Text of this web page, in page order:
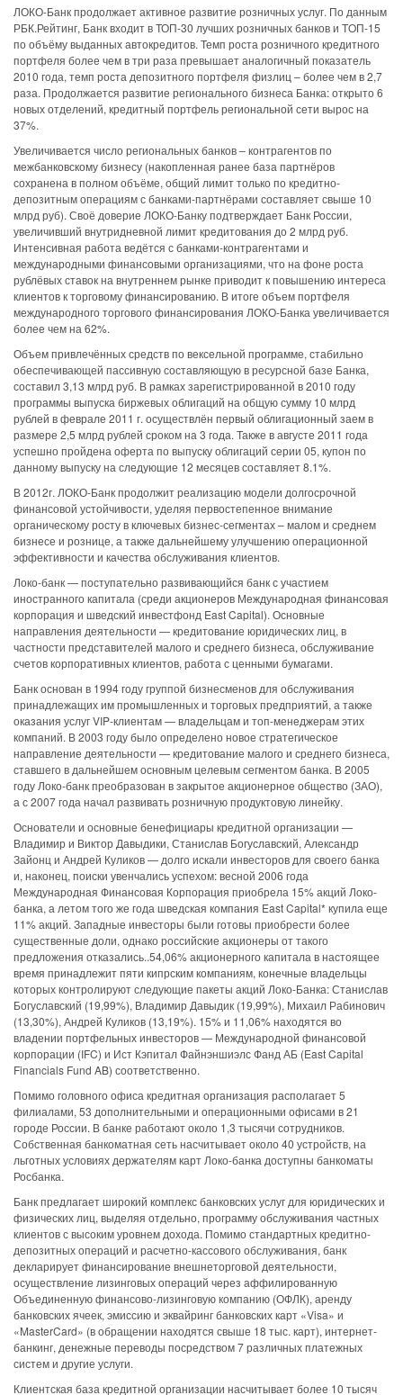
ЛОКО-Банк продолжает активное развитие розничных услуг. По данным
РБК.Рейтинг, Банк входит в ТОП-30 лучших розничных банков и TOП-15
по объёму выданных автокредитов. Темп роста розничного кредитного
портфеля более чем в три раза превышает аналогичный показатель
2010 года, темп роста депозитного портфеля физлиц – более чем в 2,7
раза. Продолжается развитие регионального бизнеса Банка: открыто 6
новых отделений, кредитный портфель региональной сети вырос на
37%.
Увеличивается число региональных банков – контрагентов по
межбанковскому бизнесу (накопленная ранее база партнёров
сохранена в полном объёме, общий лимит только по кредитно-
депозитным операциям с банками-партнёрами составляет свыше 10
млрд руб). Своё доверие ЛОКО-Банку подтверждает Банк России,
увеличивший внутридневной лимит кредитования до 2 млрд руб.
Интенсивная работа ведётся с банками-контрагентами и
международными финансовыми организациями, что на фоне роста
рублёвых ставок на внутреннем рынке приводит к повышению интереса
клиентов к торговому финансированию. В итоге объем портфеля
международного торгового финансирования ЛОКО-Банка увеличивается
более чем на 62%.
Объем привлечённых средств по вексельной программе, стабильно
обеспечивающей пассивную составляющую в ресурсной базе Банка,
составил 3,13 млрд руб. В рамках зарегистрированной в 2010 году
программы выпуска биржевых облигаций на общую сумму 10 млрд
рублей в феврале 2011 г. осуществлён первый облигационный заем в
размере 2,5 млрд рублей сроком на 3 года. Также в августе 2011 года
успешно пройдена оферта по выпуску облигаций серии 05, купон по
данному выпуску на следующие 12 месяцев составляет 8.1%.
В 2012г. ЛОКО-Банк продолжит реализацию модели долгосрочной
финансовой устойчивости, уделяя первостепенное внимание
органическому росту в ключевых бизнес-сегментах – малом и среднем
бизнесе и рознице, а также дальнейшему улучшению операционной
эффективности и качества обслуживания клиентов.
Локо-банк — поступательно развивающийся банк с участием
иностранного капитала (среди акционеров Международная финансовая
корпорация и шведский инвестфонд East Capital). Основные
направления деятельности — кредитование юридических лиц, в
частности представителей малого и среднего бизнеса, обслуживание
счетов корпоративных клиентов, работа с ценными бумагами.
Банк основан в 1994 году группой бизнесменов для обслуживания
принадлежащих им промышленных и торговых предприятий, а также
оказания услуг VIP-клиентам — владельцам и топ-менеджерам этих
компаний. В 2003 году было определено новое стратегическое
направление деятельности — кредитование малого и среднего бизнеса,
ставшего в дальнейшем основным целевым сегментом банка. В 2005
году Локо-банк преобразован в закрытое акционерное общество (ЗАО),
а с 2007 года начал развивать розничную продуктовую линейку.
Основатели и основные бенефициары кредитной организации —
Владимир и Виктор Давыдики, Станислав Богуславский, Александр
Зайонц и Андрей Куликов — долго искали инвесторов для своего банка
и, наконец, поиски увенчались успехом: весной 2006 года
Международная Финансовая Корпорация приобрела 15% акций Локо-
банка, а летом того же года шведская компания East Capital* купила еще
11% акций. Западные инвесторы были готовы приобрести более
существенные доли, однако российские акционеры от такого
предложения отказались..54,06% акционерного капитала в настоящее
время принадлежит пяти кипрским компаниям, конечные владельцы
которых контролируют следующие пакеты акций Локо-Банка: Станислав
Богуславский (19,99%), Владимир Давыдик (19,99%), Михаил Рабинович
(13,30%), Андрей Куликов (13,19%). 15% и 11,06% находятся во
владении портфельных инвесторов — Международной финансовой
корпорации (IFC) и Ист Кэпитал Файнэншиэлс Фанд АБ (East Capital
Financials Fund AB) соответственно.
Помимо головного офиса кредитная организация располагает 5
филиалами, 53 дополнительными и операционными офисами в 21
городе России. В банке работают около 1,3 тысячи сотрудников.
Собственная банкоматная сеть насчитывает около 40 устройств, на
льготных условиях держателям карт Локо-банка доступны банкоматы
Росбанка.
Банк предлагает широкий комплекс банковских услуг для юридических и
физических лиц, выделяя отдельно, программу обслуживания частных
клиентов с высоким уровнем дохода. Помимо стандартных кредитно-
депозитных операций и расчетно-кассового обслуживания, банк
декларирует финансирование внешнеторговой деятельности,
осуществление лизинговых операций через аффилированную
Объединенную финансово-лизинговую компанию (ОФЛК), аренду
банковских ячеек, эмиссию и эквайринг банковских карт «Visa» и
«MasterCard» (в обращении находятся свыше 18 тыс. карт), интернет-
банкинг, денежные переводы посредством 7 различных платежных
систем и другие услуги.
Клиентская база кредитной организации насчитывает более 10 тысяч